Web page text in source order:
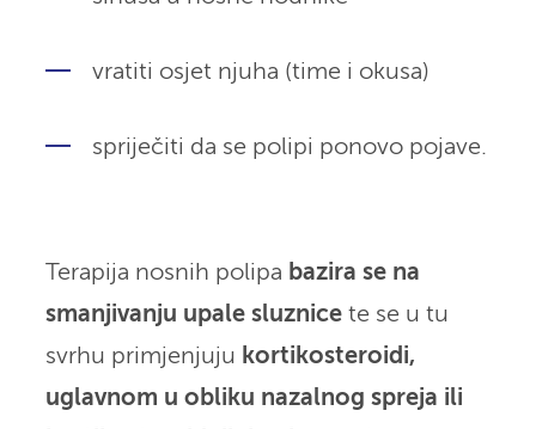
vratiti osjet njuha (time i okusa)
spriječiti da se polipi ponovo pojave.
Terapija nosnih polipa bazira se na
smanjivanju upale sluznice te se u tu
svrhu primjenjuju kortikosteroidi,
uglavnom u obliku nazalnog spreja ili